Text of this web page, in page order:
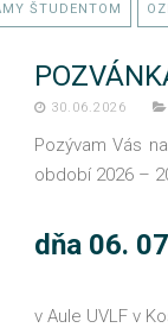
ŠTUDENTOM
30.06.2026
Pozývam Vás na
období 2026 –
dňa 06.
v Aule UVLF v